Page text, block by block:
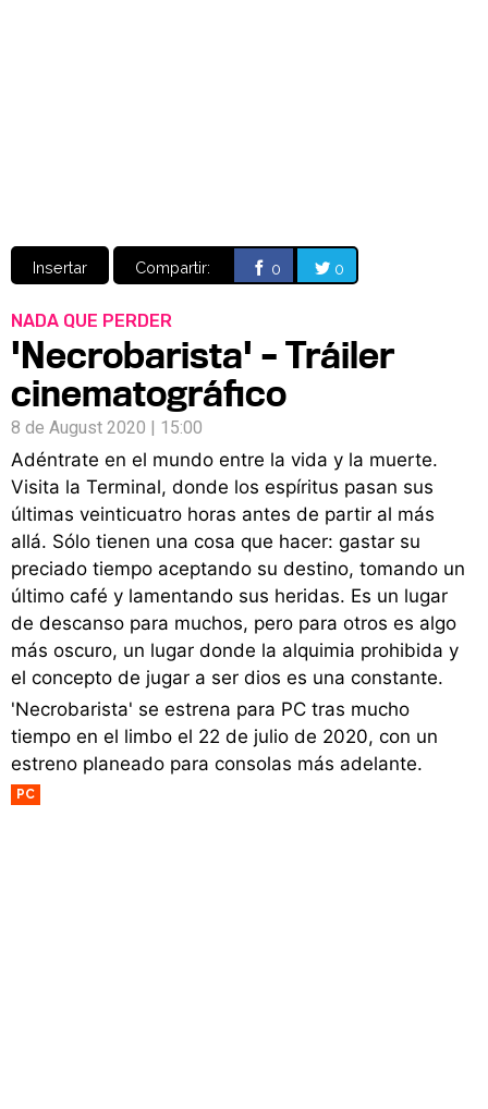
Insertar Compartir: 0 0
NADA QUE PERDER
'Necrobarista' – Tráiler
cinematográfico
8 de August 2020 | 15:00
Adéntrate en el mundo entre la vida y la muerte.
Visita la Terminal, donde los espíritus pasan sus
últimas veinticuatro horas antes de partir al más
allá. Sólo tienen una cosa que hacer: gastar su
preciado tiempo aceptando su destino, tomando un
último café y lamentando sus heridas. Es un lugar
de descanso para muchos, pero para otros es algo
más oscuro, un lugar donde la alquimia prohibida y
el concepto de jugar a ser dios es una constante.
'Necrobarista' se estrena para PC tras mucho
tiempo en el limbo el 22 de julio de 2020, con un
estreno planeado para consolas más adelante.
PC